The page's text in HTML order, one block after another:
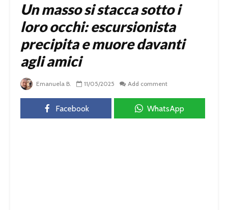
Un masso si stacca sotto i
loro occhi: escursionista
precipita e muore davanti
agli amici
Emanuela B. 11/05/2025 Add comment
Facebook WhatsApp